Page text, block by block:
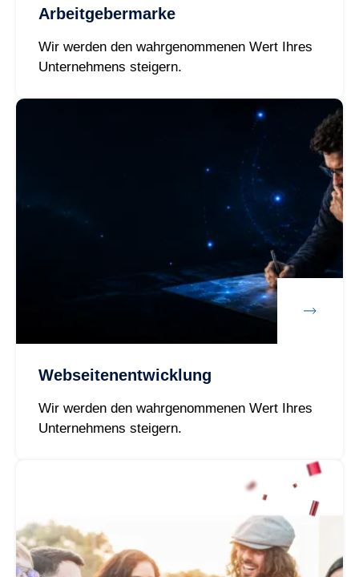
Arbeitgebermarke
Wir werden den wahrgenommenen Wert Ihres
Unternehmens steigern.
Webseitenentwicklung
Wir werden den wahrgenommenen Wert Ihres
Unternehmens steigern.